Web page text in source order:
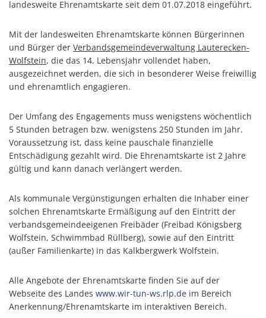
Zentrale Vergabestelle
Schulewirtschaft
Bürger-Informationsbroschüre der
Öffentliche Auslegungen
Öffentliche Zustellung von Bescheiden
Europawahl und Kommunalwahlen
Bauen & Wohnen
Verbandsgemeindewerke
Bürgerinformation
weitere Ämter
Kultur & Kunst
Bewirtschaftete Hütten
Bürgerhäuser &
Grillhütten/Grillplätze
Vereine
Service/Prospekte/Anfragen
landesweite Ehrenamtskarte seit dem 01.07.2018 eingeführt.
Mit der landesweiten Ehrenamtskarte können Bürgerinnen
und Bürger der Verbandsgemeindeverwaltung Lauterecken-
Wolfstein, die das 14. Lebensjahr vollendet haben,
ausgezeichnet werden, die sich in besonderer Weise freiwillig
und ehrenamtlich engagieren.
Der Umfang des Engagements muss wenigstens wöchentlich
5 Stunden betragen bzw. wenigstens 250 Stunden im Jahr.
Voraussetzung ist, dass keine pauschale finanzielle
Entschädigung gezahlt wird. Die Ehrenamtskarte ist 2 Jahre
gültig und kann danach verlängert werden.
Als kommunale Vergünstigungen erhalten die Inhaber einer
solchen Ehrenamtskarte Ermäßigung auf den Eintritt der
verbandsgemeindeeigenen Freibäder (Freibad Königsberg
Wolfstein, Schwimmbad Rüllberg), sowie auf den Eintritt
(außer Familienkarte) in das Kalkbergwerk Wolfstein.
Alle Angebote der Ehrenamtskarte finden Sie auf der
Webseite des Landes www.wir-tun-ws.rlp.de im Bereich
Anerkennung/Ehrenamtskarte im interaktiven Bereich.